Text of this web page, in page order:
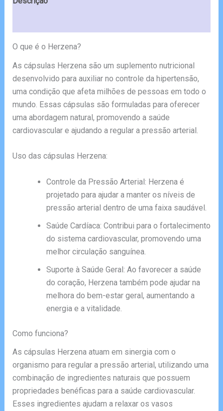
O que é o Herzena?
As cápsulas Herzena são um suplemento nutricional
desenvolvido para auxiliar no controle da hipertensão,
uma condição que afeta milhões de pessoas em todo o
mundo. Essas cápsulas são formuladas para oferecer
uma abordagem natural, promovendo a saúde
cardiovascular e ajudando a regular a pressão arterial.
Uso das cápsulas Herzena:
Controle da Pressão Arterial: Herzena é
projetado para ajudar a manter os níveis de
pressão arterial dentro de uma faixa saudável.
Saúde Cardíaca: Contribui para o fortalecimento
do sistema cardiovascular, promovendo uma
melhor circulação sanguínea.
Suporte à Saúde Geral: Ao favorecer a saúde
do coração, Herzena também pode ajudar na
melhora do bem-estar geral, aumentando a
energia e a vitalidade.
Como funciona?
As cápsulas Herzena atuam em sinergia com o
organismo para regular a pressão arterial, utilizando uma
combinação de ingredientes naturais que possuem
propriedades benéficas para a saúde cardiovascular.
Esses ingredientes ajudam a relaxar os vasos